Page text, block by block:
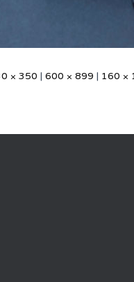
× 350 | 600 × 899 | 160 ×